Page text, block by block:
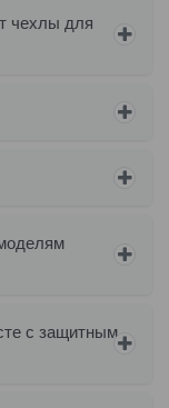
чехлы для
с защитным